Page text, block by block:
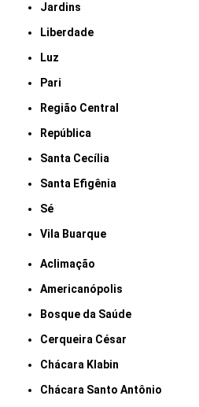
Jardins
Liberdade
Luz
Pari
Região Central
República
Santa Cecília
Santa Efigênia
Sé
Vila Buarque
Aclimação
Americanópolis
Bosque da Saúde
Cerqueira César
Chácara Klabin
Chácara Santo Antônio